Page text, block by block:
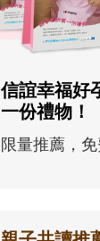
信誼幸福好
一份禮物！
限量推薦，